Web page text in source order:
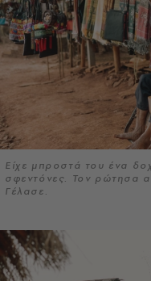
Είχε μπροστά του ένα
σφεντόνες. Τον ρώτησα
Γέλασε.